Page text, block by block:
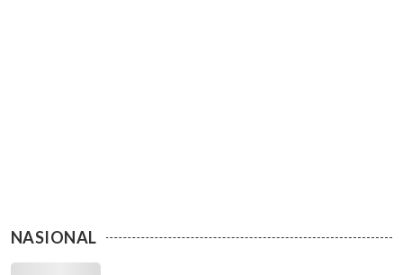
NASIONAL